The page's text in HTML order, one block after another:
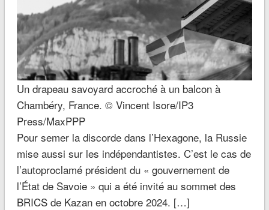
Un drapeau savoyard accroché à un balcon à
Chambéry, France. © Vincent Isore/IP3
Press/MaxPPP
Pour semer la discorde dans l’Hexagone, la Russie
mise aussi sur les indépendantistes. C’est le cas de
l’autoproclamé président du « gouvernement de
l’État de Savoie » qui a été invité au sommet des
BRICS de Kazan en octobre 2024. […]